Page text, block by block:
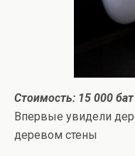
Стоимость: 15 000
Впервые увидели
деревом стены